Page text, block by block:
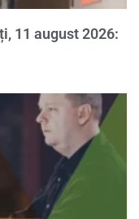
11 august 2026: